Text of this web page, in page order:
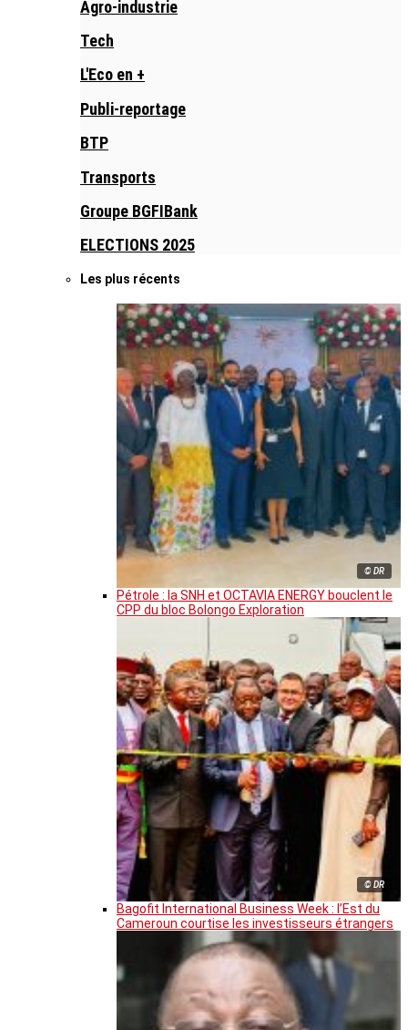
Agro-industrie
Tech
L'Eco en +
Publi-reportage
BTP
Transports
Groupe BGFIBank
ELECTIONS 2025
Les plus récents
© DR
Pétrole : la SNH et OCTAVIA ENERGY bouclent le
CPP du bloc Bolongo Exploration
© DR
Bagofit International Business Week : l’Est du
Cameroun courtise les investisseurs étrangers